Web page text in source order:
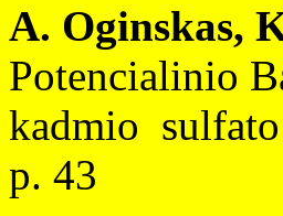
A. Oginskas,
Potencialinio
kadmio sulfato
p. 43